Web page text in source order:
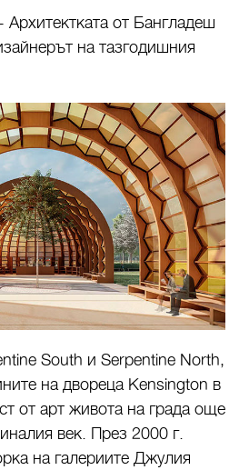
Архитектката от Бангладеш
на тазгодишния
South и Serpentine North,
на двореца Kensington в
от арт живота на града още
век. През 2000 г.
на галериите Джулия